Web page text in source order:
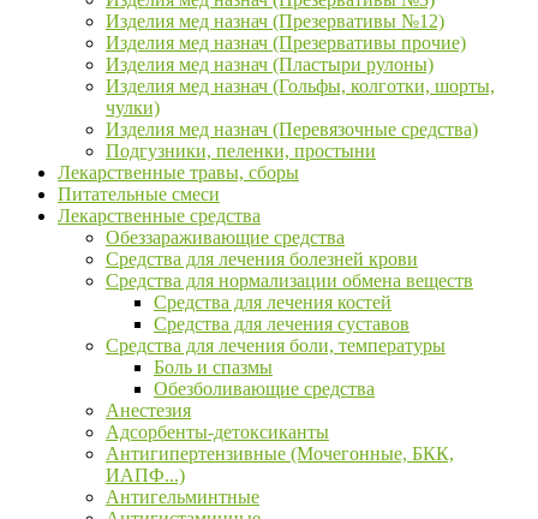
Изделия мед назнач (Презервативы №12)
Изделия мед назнач (Презервативы прочие)
Изделия мед назнач (Пластыри рулоны)
Изделия мед назнач (Гольфы, колготки, шорты,
чулки)
Изделия мед назнач (Перевязочные средства)
Подгузники, пеленки, простыни
Лекарственные травы, сборы
Питательные смеси
Лекарственные средства
Обеззараживающие средства
Средства для лечения болезней крови
Средства для нормализации обмена веществ
Средства для лечения костей
Средства для лечения суставов
Средства для лечения боли, температуры
Боль и спазмы
Обезболивающие средства
Анестезия
Адсорбенты-детоксиканты
Антигипертензивные (Мочегонные, БКК,
ИАПФ...)
Антигельминтные